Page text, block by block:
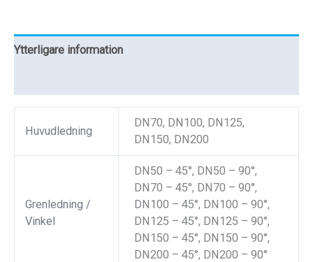
Ytterligare information
Huvudledning
DN70, DN100, DN125,
DN150, DN200
Grenledning /
Vinkel
DN50 – 45°, DN50 – 90°,
DN70 – 45°, DN70 – 90°,
DN100 – 45°, DN100 – 90°,
DN125 – 45°, DN125 – 90°,
DN150 – 45°, DN150 – 90°,
DN200 – 45°, DN200 – 90°